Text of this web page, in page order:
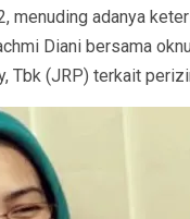
menuding adanya
Diani bersama
Tbk (JRP) terkait